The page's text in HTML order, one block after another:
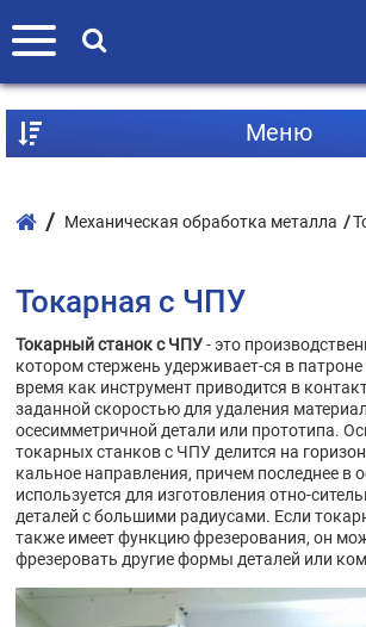
Mеню
Механическая обработка металла
Токарная с ЧПУ
Токарный станок с ЧПУ- это
котором стержень удерживает-ся в
время как инструмент приводится в
заданной скоростью для удаления
осесимметричной детали или прототипа.
токарных станков с ЧПУ делится на
кальное направления, причем последнее в
используется для изготовления отно-
деталей с большими радиусами. Если
также имеет функцию фрезерования, он
фрезеровать другие формы деталей или